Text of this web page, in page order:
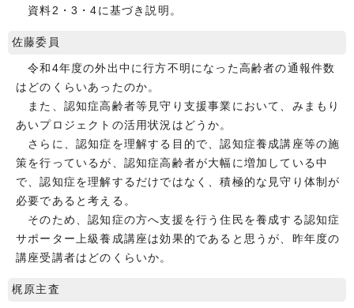
資料2・3・4に基づき説明。
佐藤委員
令和4年度の外出中に行方不明になった高齢者の通報件数
はどのくらいあったのか。
また、認知症高齢者等見守り支援事業において、みまもり
あいプロジェクトの活用状況はどうか。
さらに、認知症を理解する目的で、認知症養成講座等の施
策を行っているが、認知症高齢者が大幅に増加している中
で、認知症を理解するだけではなく、積極的な見守り体制が
必要であると考える。
そのため、認知症の方へ支援を行う住民を養成する認知症
サポーター上級養成講座は効果的であると思うが、昨年度の
講座受講者はどのくらいか。
梶原主査